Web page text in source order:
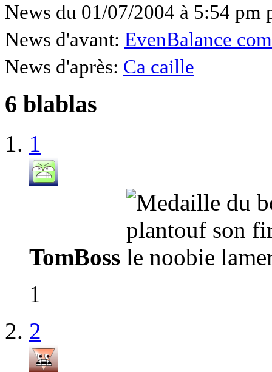
News du 01/07/2004 à 5:54 pm
News d'avant: EvenBalance
News d'après: Ca caille
6 blablas
1
TomBoss
1
2